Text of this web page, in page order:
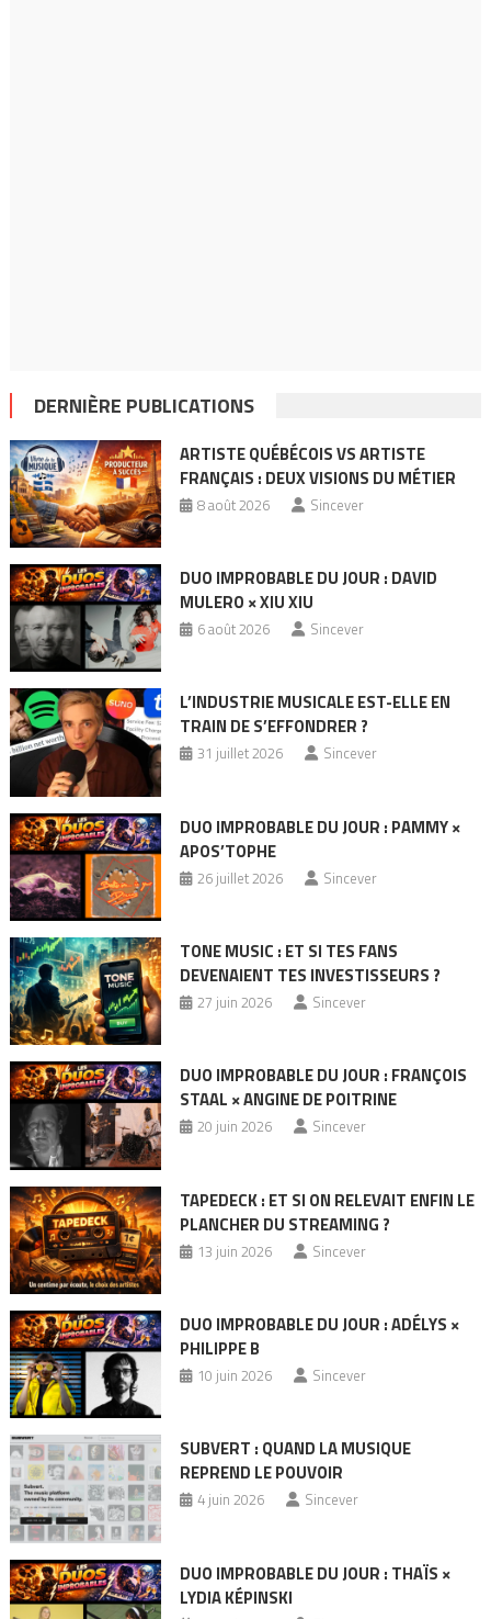
DERNIÈRE PUBLICATIONS
ARTISTE QUÉBÉCOIS VS ARTISTE
FRANÇAIS : DEUX VISIONS DU MÉTIER
8 août 2026 Sincever
DUO IMPROBABLE DU JOUR : DAVID
MULERO × XIU XIU
6 août 2026 Sincever
L’INDUSTRIE MUSICALE EST-ELLE EN
TRAIN DE S’EFFONDRER ?
31 juillet 2026 Sincever
DUO IMPROBABLE DU JOUR : PAMMY ×
APOS’TOPHE
26 juillet 2026 Sincever
TONE MUSIC : ET SI TES FANS
DEVENAIENT TES INVESTISSEURS ?
27 juin 2026 Sincever
DUO IMPROBABLE DU JOUR : FRANÇOIS
STAAL × ANGINE DE POITRINE
20 juin 2026 Sincever
TAPEDECK : ET SI ON RELEVAIT ENFIN LE
PLANCHER DU STREAMING ?
13 juin 2026 Sincever
DUO IMPROBABLE DU JOUR : ADÉLYS ×
PHILIPPE B
10 juin 2026 Sincever
SUBVERT : QUAND LA MUSIQUE
REPREND LE POUVOIR
4 juin 2026 Sincever
DUO IMPROBABLE DU JOUR : THAÏS ×
LYDIA KÉPINSKI